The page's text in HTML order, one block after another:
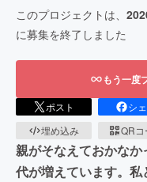
このプロジェクトは、
に募集を終了しました
もう一度
ポスト シ
埋め込み
QRコ
親がそなえておかな
代が増えています。